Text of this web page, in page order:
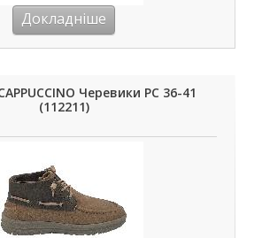
Докладніше
Черевики РС 36-41
(112211)